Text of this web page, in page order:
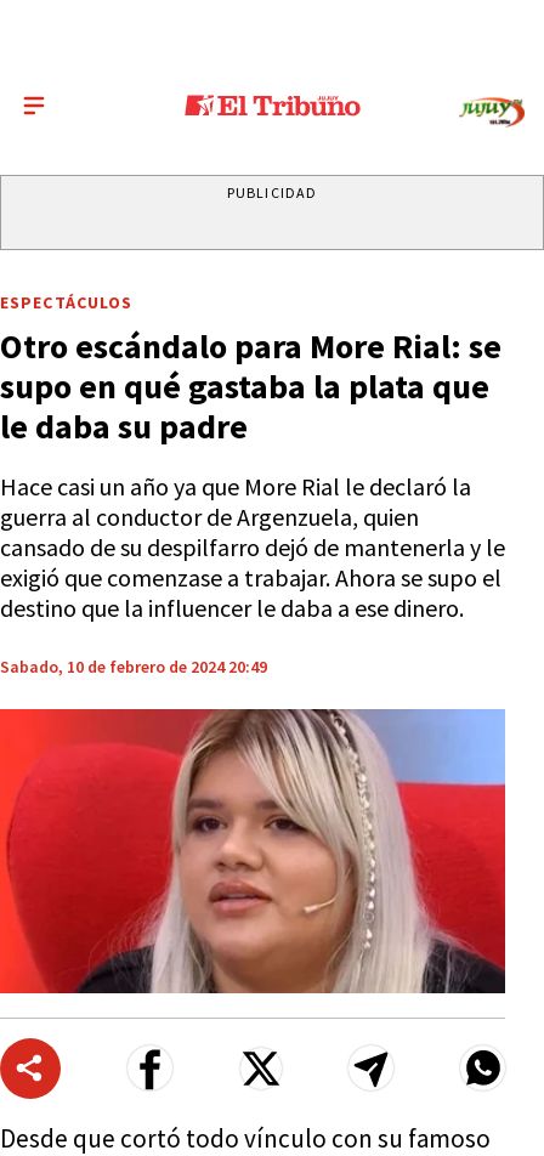
PUBLICIDAD
ESPECTÁCULOS
Otro escándalo para More Rial: se
supo en qué gastaba la plata que
le daba su padre
Hace casi un año ya que More Rial le declaró la
guerra al conductor de Argenzuela, quien
cansado de su despilfarro dejó de mantenerla y le
exigió que comenzase a trabajar. Ahora se supo el
destino que la influencer le daba a ese dinero.
Sabado, 10 de febrero de 2024 20:49
Desde que cortó todo vínculo con su famoso